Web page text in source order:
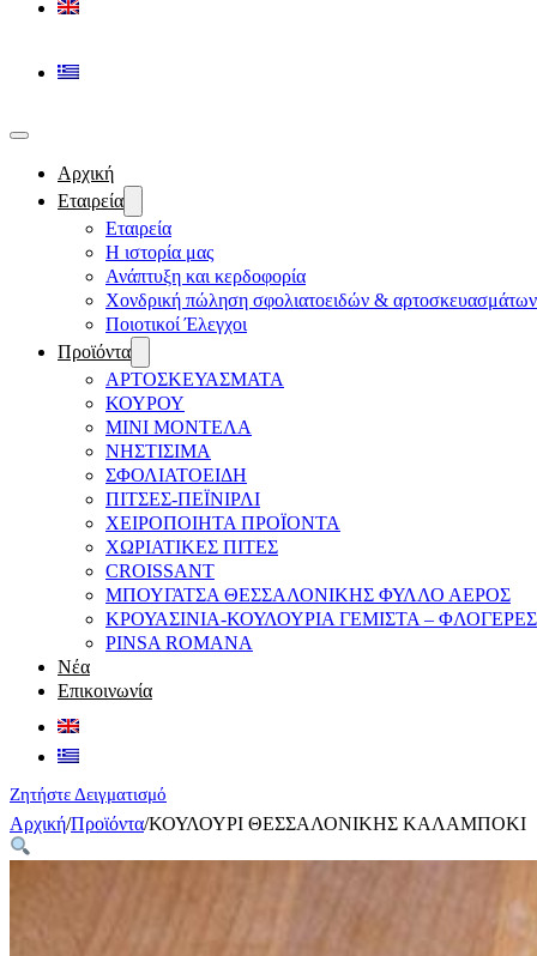
Αρχική
Εταιρεία
Εταιρεία
Η ιστορία μας
Ανάπτυξη και κερδοφορία
Χονδρική πώληση σφολιατοειδών & αρτοσκευασμάτων
Ποιοτικοί Έλεγχοι
Προϊόντα
ΑΡΤΟΣΚΕΥΑΣΜΑΤΑ
ΚΟΥΡΟΥ
ΜΙΝΙ ΜΟΝΤΕΛΑ
ΝΗΣΤΙΣΙΜΑ
ΣΦΟΛΙΑΤΟΕΙΔΗ
ΠΙΤΣΕΣ-ΠΕΪΝΙΡΛΙ
ΧΕΙΡΟΠΟΙΗΤΑ ΠΡΟΪΟΝΤΑ
ΧΩΡΙΑΤΙΚΕΣ ΠΙΤΕΣ
CROISSANT
ΜΠΟΥΓΑΤΣΑ ΘΕΣΣΑΛΟΝΙΚΗΣ ΦΥΛΛΟ ΑΕΡΟΣ
ΚΡΟΥΑΣΙΝΙΑ-ΚΟΥΛΟΥΡΙΑ ΓΕΜΙΣΤΑ – ΦΛΟΓΕΡΕΣ
PINSA ROMANA
Νέα
Επικοινωνία
Ζητήστε Δειγματισμό
Αρχική/Προϊόντα/ΚΟΥΛΟΥΡΙ ΘΕΣΣΑΛΟΝΙΚΗΣ ΚΑΛΑΜΠΟΚΙ